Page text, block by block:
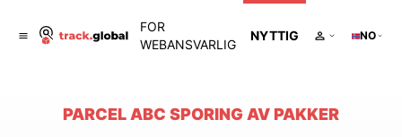
FOR
WEBANSVARLIG
NYTTIG NO
PARCEL ABC SPORING AV PAKKER